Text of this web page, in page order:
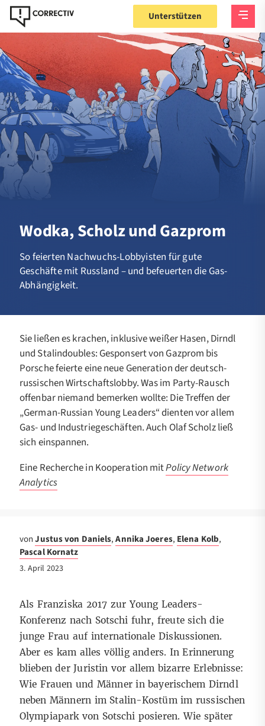
Unterstützen
Wodka, Scholz und Gazprom
So feierten Nachwuchs-Lobbyisten für gute
Geschäfte mit Russland – und befeuerten die Gas-
Abhängigkeit.
Sie ließen es krachen, inklusive weißer Hasen, Dirndl
und Stalindoubles: Gesponsert von Gazprom bis
Porsche feierte eine neue Generation der deutsch-
russischen Wirtschaftslobby. Was im Party-Rausch
offenbar niemand bemerken wollte: Die Treffen der
„German-Russian Young Leaders“ dienten vor allem
Gas- und Industriegeschäften. Auch Olaf Scholz ließ
sich einspannen.
Eine Recherche in Kooperation mitPolicy Network
Analytics
vonJustus von Daniels,Annika Joeres, Elena Kolb,
Pascal Kornatz
3. April 2023
Als Franziska 2017 zur Young Leaders-
Konferenz nach Sotschi fuhr, freute sich die
junge Frau auf internationale Diskussionen.
Aber es kam alles völlig anders. In Erinnerung
blieben der Juristin vor allem bizarre Erlebnisse:
Wie Frauen und Männer in bayerischem Dirndl
neben Männern im Stalin-Kostüm im russischen
Olympiapark von Sotschi posieren. Wie später